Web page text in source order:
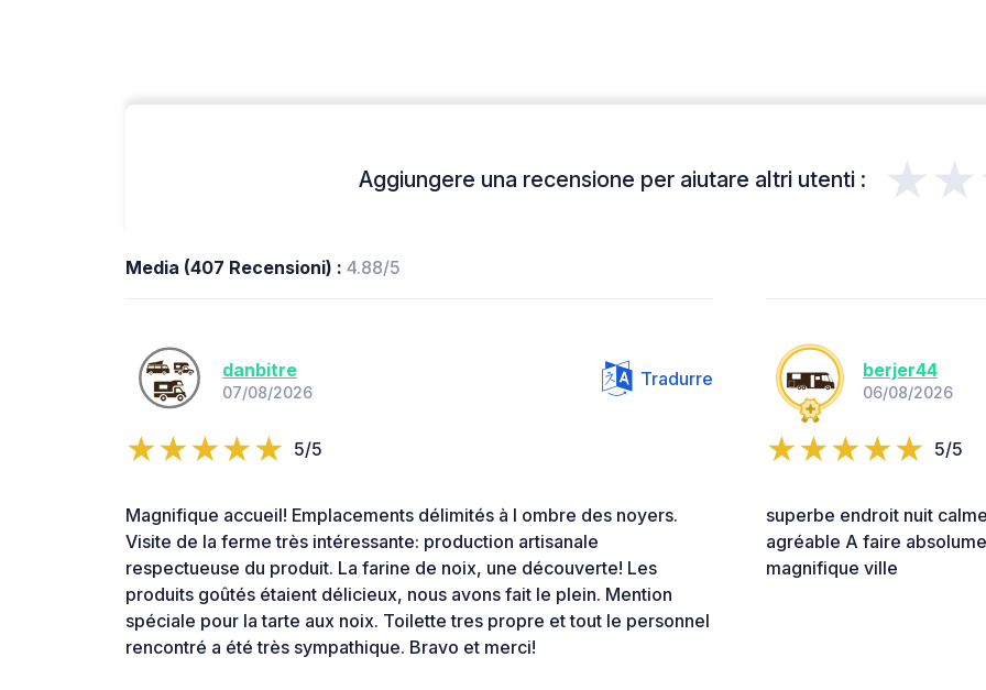
Aggiungere una recensione per aiutare altri utenti :
Media (407 Recensioni) : 4.88/5
danbitre
07/08/2026
Tradurre
5/5
Magnifique accueil! Emplacements délimités à l ombre des noyers.
Visite de la ferme très intéressante: production artisanale
respectueuse du produit. La farine de noix, une découverte! Les
produits goûtés étaient délicieux, nous avons fait le plein. Mention
spéciale pour la tarte aux noix. Toilette tres propre et tout le personnel
rencontré a été très sympathique. Bravo et merci!
berjer44
06/08/2026
5/5
superbe endroit nuit
agréable A faire
magnifique ville